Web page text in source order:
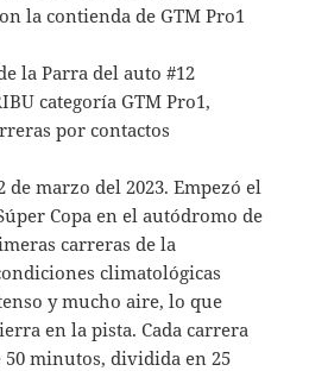
la contienda de GTM Pro1
la Parra del auto #12
categoría GTM Pro1,
por contactos
de marzo del 2023. Empezó el
Copa en el autódromo de
carreras de la
climatológicas
y mucho aire, lo que
en la pista. Cada carrera
minutos, dividida en 25